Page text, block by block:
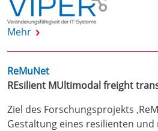
Mehr
ReMuNet
REsilient MUltimodal freight
Ziel des Forschungsprojekts
Gestaltung eines resilienten und